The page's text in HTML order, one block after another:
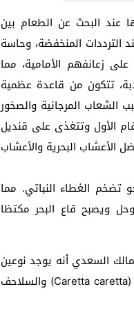
عند البحث عن الطعام بين
الترددات المنخفضة، وحاسة
زعانفهم الأمامية، مما
تتكون من قاعدة عظمية
المرجانية والصخور
الأول وتتغذى على قنديل
الأعشاب البحرية والأعشاب
تضخم الغطاء النباتي. مما
ويصبح قاع البحر مكتظا
السعدي أنه يوجد نوعين
من السلاحف البحرية على طول الساحل المتوسطي بالمغرب السلحفاة ضخمة الرأس (Caretta caretta) والسلاحف